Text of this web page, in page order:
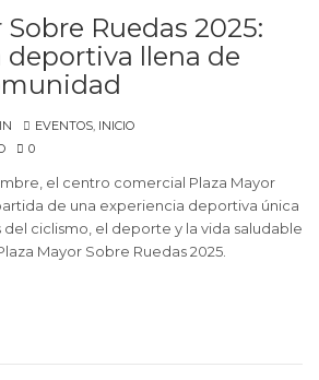
Sobre Ruedas 2025:
deportiva llena de
EVENTOS, INICIO
0
el centro comercial Plaza Mayor
de una experiencia deportiva única
ciclismo, el deporte y la vida saludable
Mayor Sobre Ruedas 2025.